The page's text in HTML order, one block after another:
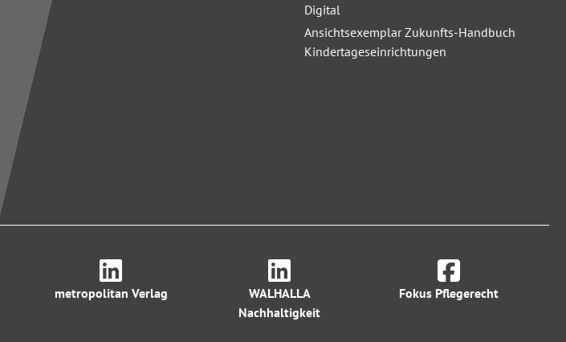
Digital
Ansichtsexemplar Zukunfts-Handbuch
Kindertageseinrichtungen
metropolitan Verlag
WALHALLA
Nachhaltigkeit
Fokus Pflegerecht